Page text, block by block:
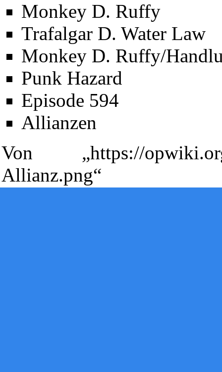
Monkey D. Ruffy
Trafalgar D. Water Law
Monkey D. Ruffy/
Punk Hazard
Episode 594
Allianzen
Von „https://
Allianz.png“
Diese Seite wurde zuletzt am 5. Mai 2013 um 14:33 Uhr
Powered byComputer-Base
Datenschutz-Optionen